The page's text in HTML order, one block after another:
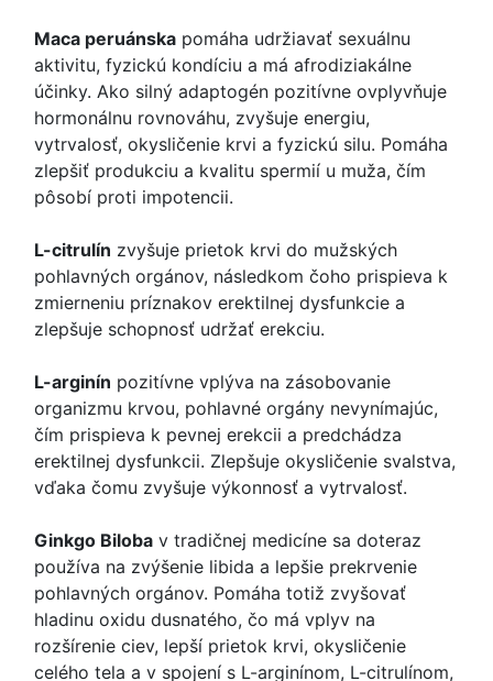
Maca peruánska pomáha udržiavať sexuálnu
aktivitu, fyzickú kondíciu a má afrodiziakálne
účinky. Ako silný adaptogén pozitívne ovplyvňuje
hormonálnu rovnováhu, zvyšuje energiu,
vytrvalosť, okysličenie krvi a fyzickú silu. Pomáha
zlepšiť produkciu a kvalitu spermií u muža, čím
pôsobí proti impotencii.
L-citrulín zvyšuje prietok krvi do mužských
pohlavných orgánov, následkom čoho prispieva k
zmierneniu príznakov erektilnej dysfunkcie a
zlepšuje schopnosť udržať erekciu.
L-arginín pozitívne vplýva na zásobovanie
organizmu krvou, pohlavné orgány nevynímajúc,
čím prispieva k pevnej erekcii a predchádza
erektilnej dysfunkcii. Zlepšuje okysličenie svalstva,
vďaka čomu zvyšuje výkonnosť a vytrvalosť.
Ginkgo Biloba v tradičnej medicíne sa doteraz
používa na zvýšenie libida a lepšie prekrvenie
pohlavných orgánov. Pomáha totiž zvyšovať
hladinu oxidu dusnatého, čo má vplyv na
rozšírenie ciev, lepší prietok krvi, okysličenie
celého tela a v spojení s L-arginínom, L-citrulínom,